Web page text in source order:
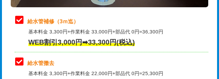
マス交換（土の掘削・埋め戻し作業）
マス交換（深さ50㎝未満）
マス交換（深さ50㎝以上）
止水・漏水調査・防水処理・清掃・修
理・調整・分解・加工など（中作業）
止水・漏水調査・防水処理・清掃・修
理・調整・分解・加工など（重作業）
33,000円
その他部品の脱着
給水管補修（3ｍ迄）
基本料金 3,300円+作業料金 33,000円+部品代 0円=36,300円
WEB割引3,000円➡33,300円(税込)
給水管撤去
基本料金 3,300円+作業料金 22,000円+部品代 0円=25,300円